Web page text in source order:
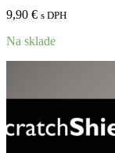
9,90 € s DPH
Na sklade